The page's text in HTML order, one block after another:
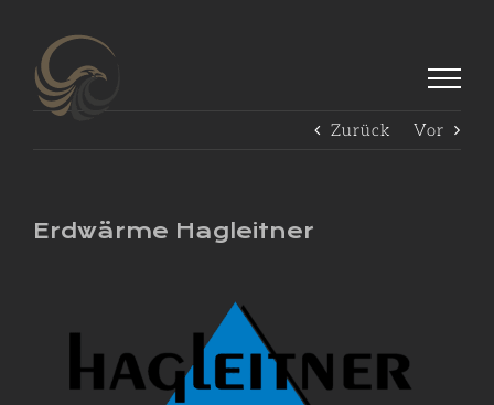
springen
Zurück Vor
Erdwärme Hagleitner